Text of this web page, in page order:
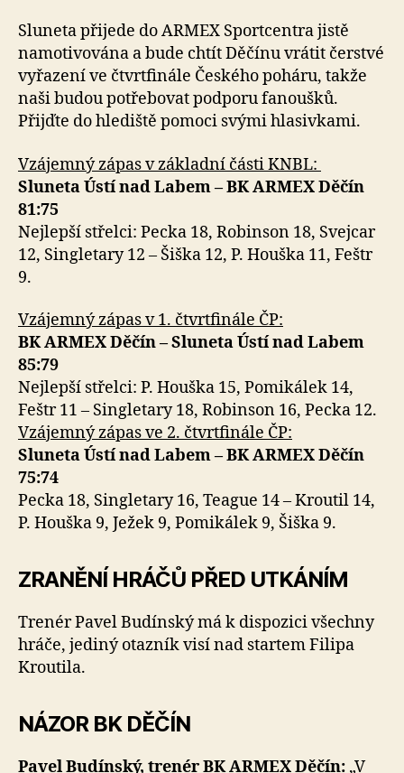
Sluneta přijede do ARMEX Sportcentra jistě
namotivována a bude chtít Děčínu vrátit čerstvé
vyřazení ve čtvrtfinále Českého poháru, takže
naši budou potřebovat podporu fanoušků.
Přijďte do hlediště pomoci svými hlasivkami.
Vzájemný zápas v základní části KNBL:
Sluneta Ústí nad Labem – BK ARMEX Děčín
81:75
Nejlepší střelci: Pecka 18, Robinson 18, Svejcar
12, Singletary 12 – Šiška 12, P. Houška 11, Feštr
9.
Vzájemný zápas v 1. čtvrtfinále ČP:
BK ARMEX Děčín – Sluneta Ústí nad Labem
85:79
Nejlepší střelci: P. Houška 15, Pomikálek 14,
Feštr 11 – Singletary 18, Robinson 16, Pecka 12.
Vzájemný zápas ve 2. čtvrtfinále ČP:
Sluneta Ústí nad Labem – BK ARMEX Děčín
75:74
Pecka 18, Singletary 16, Teague 14 – Kroutil 14,
P. Houška 9, Ježek 9, Pomikálek 9, Šiška 9.
ZRANĚNÍ HRÁČŮ PŘED UTKÁNÍM
Trenér Pavel Budínský má k dispozici všechny
hráče, jediný otazník visí nad startem Filipa
Kroutila.
NÁZOR BK DĚČÍN
Pavel Budínský, trenér BK ARMEX Děčín: „V